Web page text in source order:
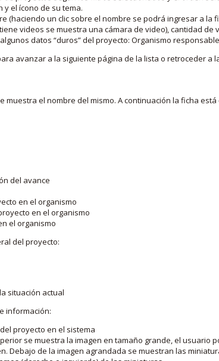
el ícono de su tema.
(haciendo un clic sobre el nombre se podrá ingresar a
videos se muestra una cámara de video), cantidad
datos “duros” del proyecto: Organismo
avanzar a la siguiente página de la lista o retroceder a
muestra el nombre del mismo. A continuación la ficha
del avance
en el organismo
en el organismo
el organismo
del proyecto:
situación actual
información:
proyecto en el sistema
se muestra la imagen en tamaño grande, el
Debajo de la imagen agrandada se muestran las